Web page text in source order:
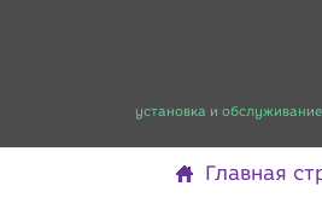
установка и
Главная